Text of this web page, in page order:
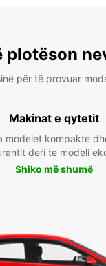
plotëson
për të provuar
Makinat e qytetit
modelet kompakte
deri te modeli
Shiko më shumë